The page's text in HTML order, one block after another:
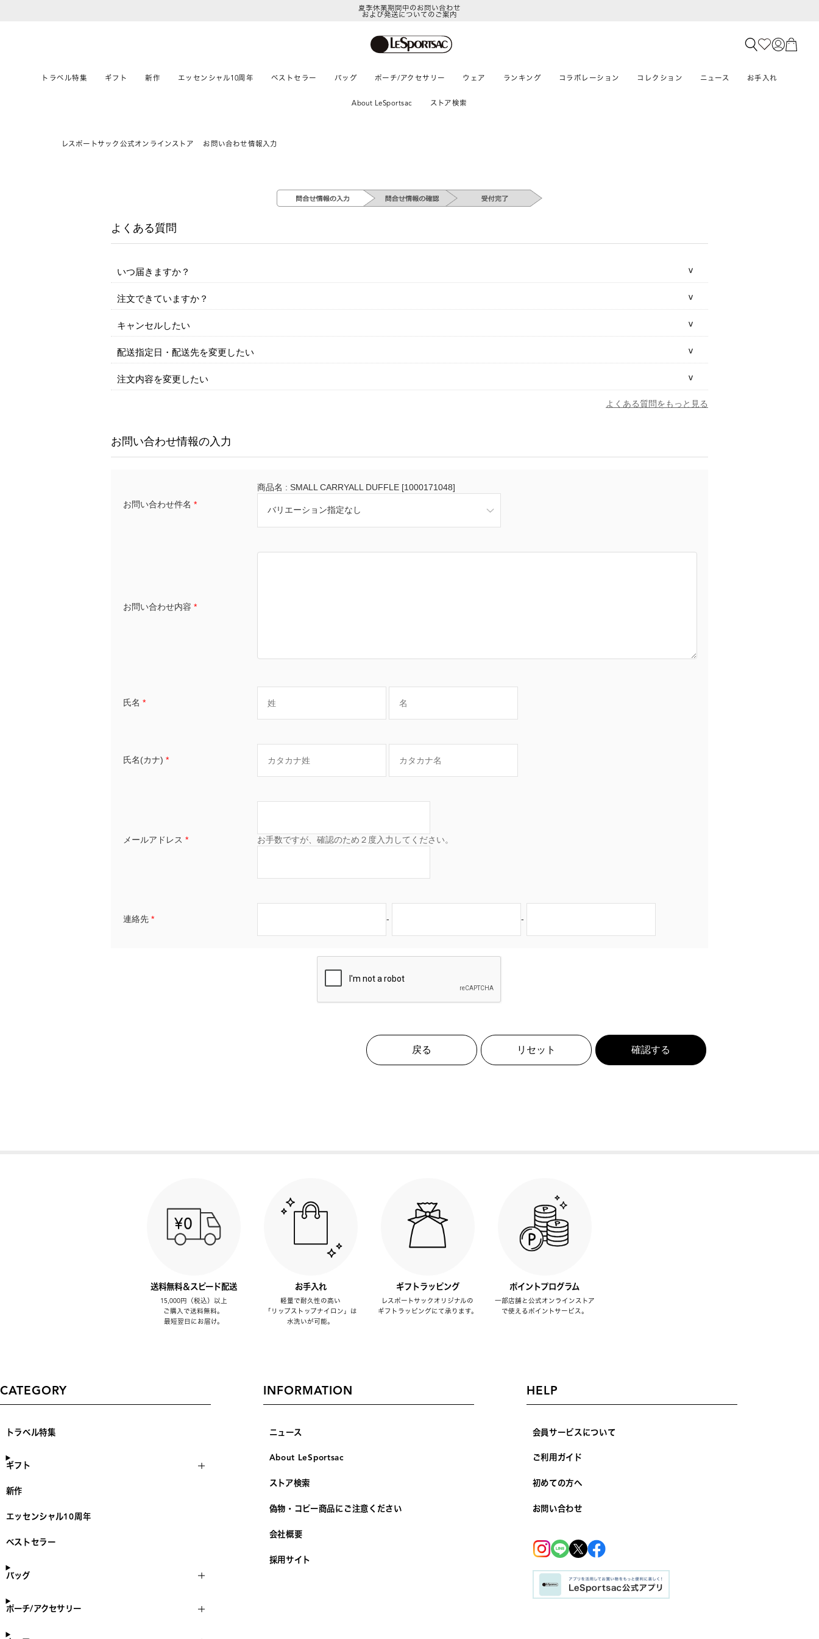
夏季休業期間中のお問い合わせ
および発送についてのご案内
トラベル特集 ギフト 新作 エッセンシャル10周年 ベストセラー バッグ ポーチ/アクセサリー ウェア ランキング コラボレーション コレクション ニュース お手入れ
About LeSportsac ストア検索
レスポートサック公式オンラインストア お問い合わせ情報入力
よくある質問
いつ届きますか？
注文できていますか？
キャンセルしたい
配送指定日・配送先を変更したい
注文内容を変更したい
よくある質問をもっと見る
お問い合わせ情報の入力
お問い合わせ件名 *
商品名 : SMALL CARRYALL DUFFLE [1000171048]
お問い合わせ内容 *
氏名 *
氏名(カナ) *
メールアドレス * お手数ですが、確認のため２度入力してください。
連絡先 * - -
戻る リセット 確認する
送料無料＆スピード配送
15,000円（税込）以上
ご購入で送料無料。
最短翌日にお届け。
お手入れ
軽量で耐久性の高い
「リップストップナイロン」は
水洗いが可能。
ギフトラッピング
レスポートサックオリジナルの
ギフトラッピングにて承ります。
ポイントプログラム
一部店舗と公式オンラインストア
で使えるポイントサービス。
CATEGORY
トラベル特集
ギフト
新作
エッセンシャル10周年
ベストセラー
バッグ
ポーチ/アクセサリー
INFORMATION
ニュース
About LeSportsac
ストア検索
偽物・コピー商品にご注意ください
会社概要
採用サイト
HELP
会員サービスについて
ご利用ガイド
初めての方へ
お問い合わせ